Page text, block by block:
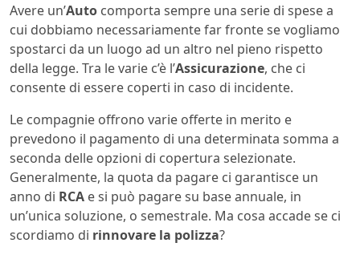
Avere un’Auto comporta sempre una serie di spese a
cui dobbiamo necessariamente far fronte se vogliamo
spostarci da un luogo ad un altro nel pieno rispetto
della legge. Tra le varie c’è l’Assicurazione, che ci
consente di essere coperti in caso di incidente.
Le compagnie offrono varie offerte in merito e
prevedono il pagamento di una determinata somma a
seconda delle opzioni di copertura selezionate.
Generalmente, la quota da pagare ci garantisce un
anno di RCA e si può pagare su base annuale, in
un’unica soluzione, o semestrale. Ma cosa accade se ci
scordiamo di rinnovare la polizza?